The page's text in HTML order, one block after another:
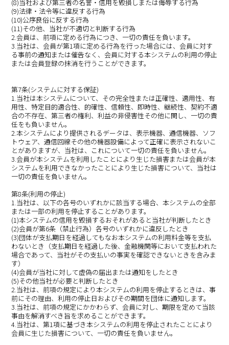
(8)当社および第三者の名誉・信用を毀損しまたは侮辱する行為
(9)法律・法令等に違反する行為
(10)公序良俗に反する行為
(11)その他、当社が不適切と判断する行為
2.会員は、前項に定める行為につき、一切の責任を負います。
3.当社は、会員が第1項に定める行為を行った場合には、会員に対す
る事前の通知または催告なく、会員に対する本システムの利用の停止
または会員登録の抹消を行うことができます。
第7条(システムに対する保証)
1.当社は本システムについて、その完全性または正確性、適用性、有
用性、特定目的適合性、的確性、信頼性、即時性、継続性、契約不適
合の不存在、第三者の権利、利益の非侵害性その他に関し、一切の責
任をも負いません。
2.本システムにより提供されるデータは、表示機器、通信機器、ソフ
トウェア、通信回線その他の機器設備によって正確に表示されないこ
とがありますが、当社は、これについて一切の責任を負いません。
3.会員が本システムを利用したことにより生じた損害または会員が本
システムを利用できなかったことにより生じた損害について、当社は
一切の責任を負いません。
第8条(利用の停止)
1.当社は、以下の各号のいずれかに該当する場合、本システムの全部
または一部の利用を停止することがあります。
(1)本システムの信用を毀損するおそれがあると当社が判断したとき
(2)会員が第6条（禁止行為）各号のいずれかに違反したとき
(3)団体が支払期日を経過してもなお本システムの利用料金等を支払
わないとき（支払期日を経過した後、金融機関等において支払われた
場合であって、当社がその支払いの事実を確認できないときを含みま
す）
(4)会員が当社に対して虚偽の届出または通知をしたとき
(5)その他当社が必要と判断したとき
2.当社は、前項の規定により本システムの利用を停止するときは、事
前にその理由、利用の停止日およびその期間を団体に通知します。
3.当社は、前項の規定にかかわらず、会員に対し、期限を定めて当該
事由を解消すべき旨を求めることができます。
4.当社は、第1項に基づき本システムの利用を停止されたことにより
会員に生じた損害について、一切の責任を負いません。